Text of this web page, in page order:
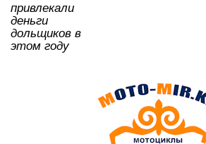
привлекали
деньги
дольщиков в
этом году